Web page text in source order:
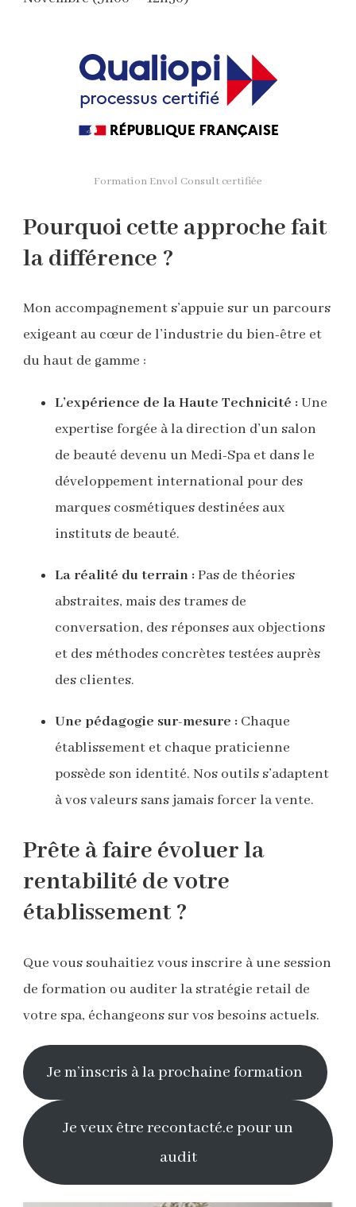
Formation Envol Consult certifiée
Pourquoi cette approche fait
la différence ?
Mon accompagnement s’appuie sur un parcours
exigeant au cœur de l’industrie du bien-être et
du haut de gamme :
L’expérience de la Haute Technicité :Une
expertise forgée à la direction d’un salon
de beauté devenu un Medi-Spa et dans le
développement international pour des
marques cosmétiques destinées aux
instituts de beauté.
La réalité du terrain :Pas de théories
abstraites, mais des trames de
conversation, des réponses aux objections
et des méthodes concrètes testées auprès
des clientes.
Une pédagogie sur-mesure : Chaque
établissement et chaque praticienne
possède son identité. Nos outils s’adaptent
à vos valeurs sans jamais forcer la vente.
Prête à faire évoluer la
rentabilité de votre
établissement ?
Que vous souhaitiez vous inscrire à une session
de formation ou auditer la stratégie retail de
votre spa, échangeons sur vos besoins actuels.
Je m’inscris à la prochaine formation
Je veux être recontacté.e pour un
audit